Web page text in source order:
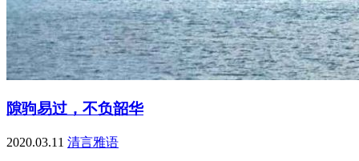
隙驹易过，不负韶华
2020.03.11 清言雅语